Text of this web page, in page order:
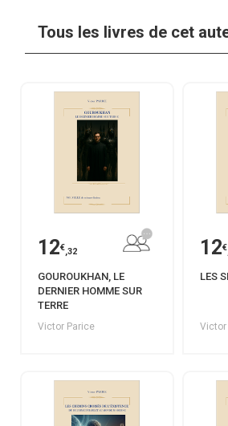
Tous les livres de cet
12€,32
GOUROUKHAN, LE
DERNIER HOMME SUR
TERRE
Victor Parice
12€
LES
Victor